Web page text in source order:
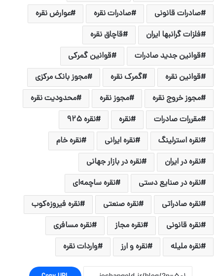
صادرات قانونی
صادرات نقره
عوارض نقره
فلزات گرانبها ایران
قاچاق نقره
قوانین جدید صادرات
قوانین گمرکی
قوانین نقره
گمرک نقره
مجوز بانک مرکزی
مجوز خروج نقره
مجوز نقره
محدودیت نقره
مقررات صادرات
نقره
نقره 925
نقره استرلینگ
نقره ایرانی
نقره خام
نقره در ایران
نقره در بازار جهانی
نقره در صنایع دستی
نقره ساچمه‌ای
نقره صادراتی
نقره صنعتی
نقره فیروزه‌کوب
نقره قانونی
نقره مجاز
نقره مسافری
نقره ملیله
نقره و ارز واردات نقره